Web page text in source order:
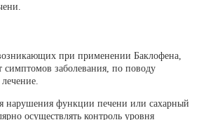
при применении Баклофена,
симптомов заболевания, по поводу
нарушения функции печени или сахарный
осуществлять контроль уровня